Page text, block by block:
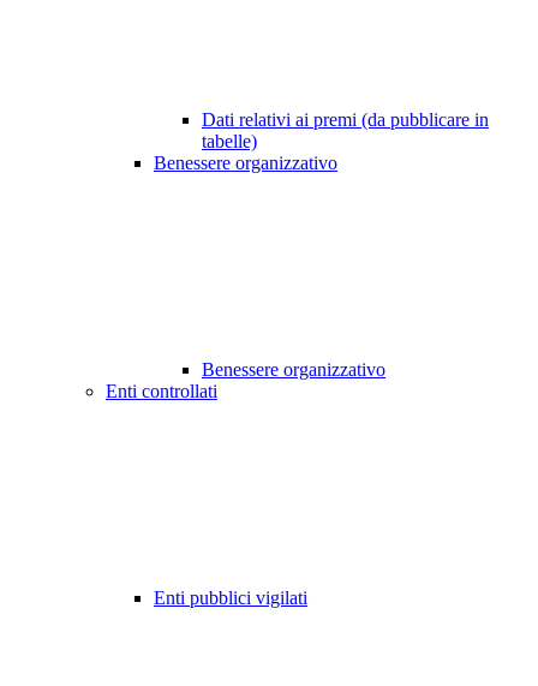
Dati relativi ai premi (da pubblicare in
tabelle)
Benessere organizzativo
Benessere organizzativo
Enti controllati
Enti pubblici vigilati